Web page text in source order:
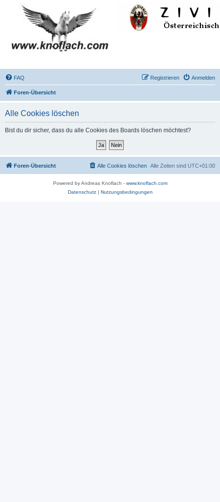
FAQ Anmelden
Registrieren
Foren-Übersicht
Alle Cookies löschen
Bist du dir sicher, dass du alle Cookies des Boards löschen möchtest?
Foren-Übersicht Alle Zeiten sind UTC+01:00
Alle Cookies löschen
Powered by Andreas Knoflach - www.knoflach.com
Datenschutz| Nutzungsbedingungen